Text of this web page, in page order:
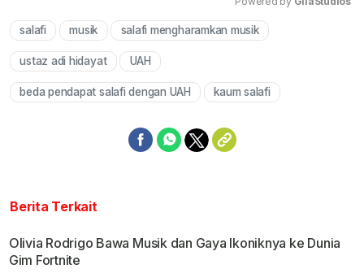
salafi musik salafi mengharamkan musik
ustaz adi hidayat UAH
beda pendapat salafi dengan UAH kaum salafi
Berita Terkait
Olivia Rodrigo Bawa Musik dan Gaya Ikoniknya ke Dunia
Gim Fortnite